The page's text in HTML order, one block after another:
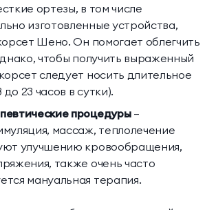
ортезы, в том числе
изготовленные устройства,
Шено. Он помогает облегчить
чтобы получить выраженный
следует носить длительное
до 23 часов в сутки).
процедуры—
массаж, теплолечение
улучшению кровообращения,
также очень часто
мануальная терапия.